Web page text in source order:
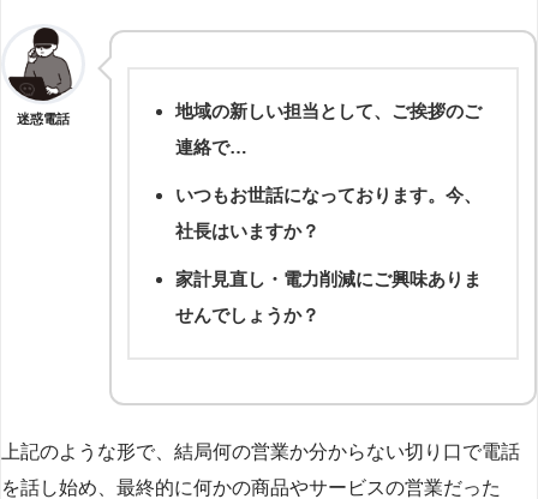
迷惑電話
地域の新しい担当として、ご挨拶のご
連絡で…
いつもお世話になっております。今、
社長はいますか？
家計見直し・電力削減にご興味ありま
せんでしょうか？
上記のような形で、結局何の営業か分からない切り口で電話
を話し始め、最終的に何かの商品やサービスの営業だった